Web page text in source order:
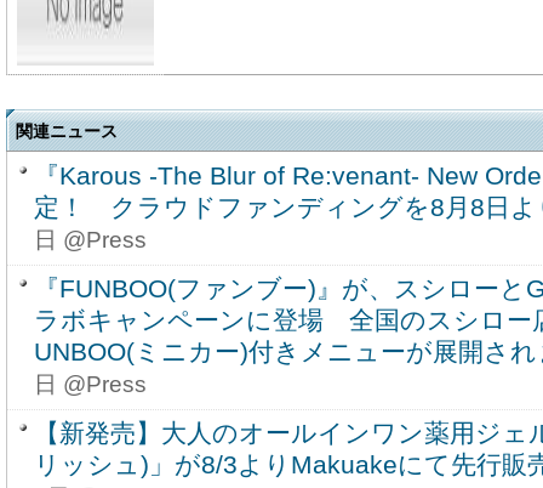
関連ニュース
『Karous -The Blur of Re:venant- New
定！ クラウドファンディングを8月8日よ
日 @Press
『FUNBOO(ファンブー)』が、スシローと
ラボキャンペーンに登場 全国のスシロー
UNBOO(ミニカー)付きメニューが展開さ
日 @Press
【新発売】大人のオールインワン薬用ジ
リッシュ)」が8/3よりMakuakeにて先行販